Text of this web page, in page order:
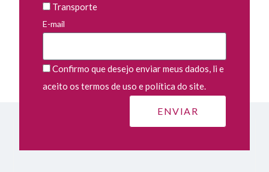
Transporte
E-mail
Confirmo que desejo enviar meus dados, li e
aceito os termos de uso e política do site.